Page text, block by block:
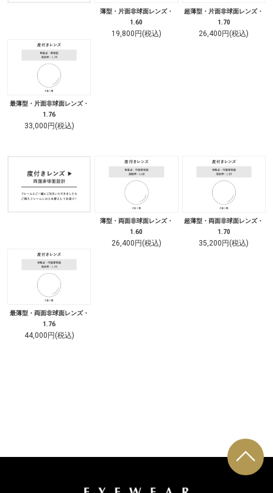
薄型・片面非球面レンズ・
1.60
19,800円(税込)
超薄型・片面非球面レンズ・
1.70
26,400円(税込)
最薄型・片面非球面レンズ・
1.76
33,000円(税込)
薄型・両面非球面レンズ・
1.60
26,400円(税込)
超薄型・両面非球面レンズ・
1.70
35,200円(税込)
最薄型・両面非球面レンズ・
1.76
44,000円(税込)